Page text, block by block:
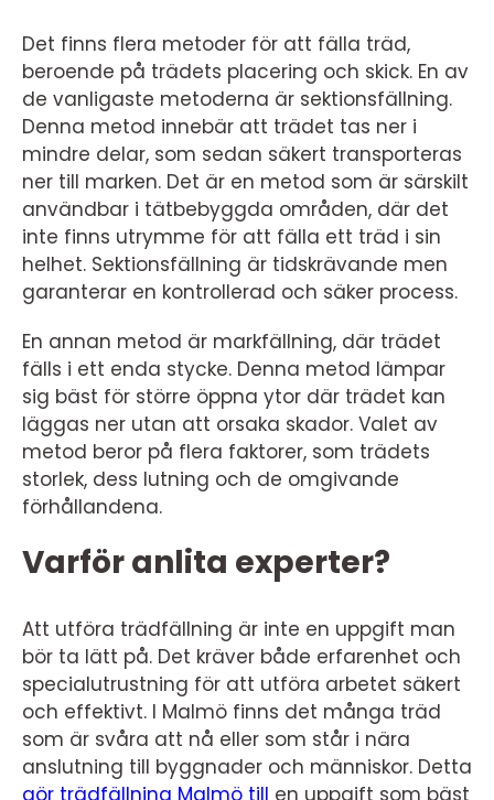
Det finns flera metoder för att fälla träd,
beroende på trädets placering och skick. En av
de vanligaste metoderna är sektionsfällning.
Denna metod innebär att trädet tas ner i
mindre delar, som sedan säkert transporteras
ner till marken. Det är en metod som är särskilt
användbar i tätbebyggda områden, där det
inte finns utrymme för att fälla ett träd i sin
helhet. Sektionsfällning är tidskrävande men
garanterar en kontrollerad och säker process.
En annan metod är markfällning, där trädet
fälls i ett enda stycke. Denna metod lämpar
sig bäst för större öppna ytor där trädet kan
läggas ner utan att orsaka skador. Valet av
metod beror på flera faktorer, som trädets
storlek, dess lutning och de omgivande
förhållandena.
Varför anlita experter?
Att utföra trädfällning är inte en uppgift man
bör ta lätt på. Det kräver både erfarenhet och
specialutrustning för att utföra arbetet säkert
och effektivt. I Malmö finns det många träd
som är svåra att nå eller som står i nära
anslutning till byggnader och människor. Detta
gör trädfällning Malmö till en uppgift som bäst